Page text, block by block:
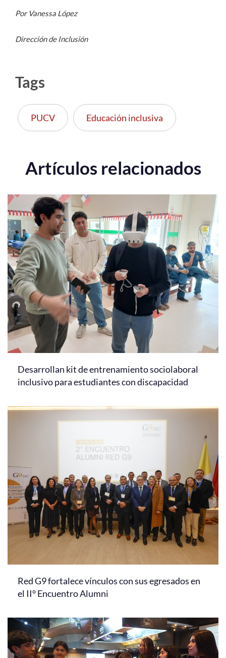
Por Vanessa López
Dirección de Inclusión
Tags
PUCV Educación inclusiva
Artículos relacionados
Desarrollan kit de entrenamiento sociolaboral
inclusivo para estudiantes con discapacidad
Red G9 fortalece vínculos con sus egresados en
el II° Encuentro Alumni